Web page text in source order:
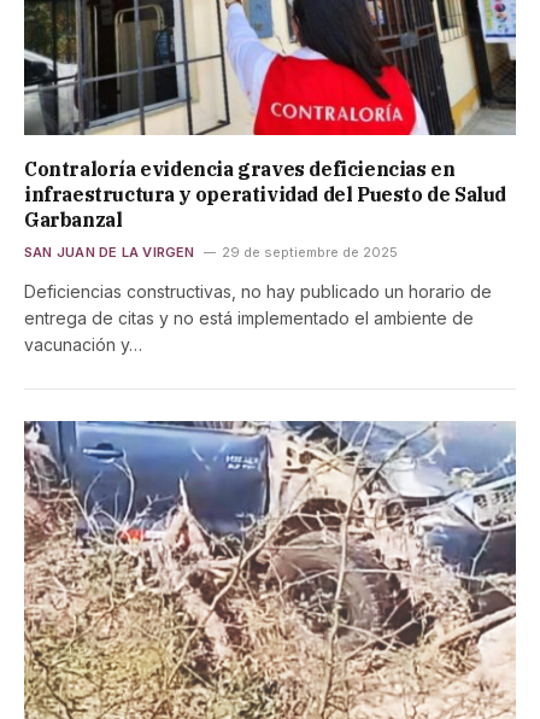
Contraloría evidencia graves deficiencias en
infraestructura y operatividad del Puesto de Salud
Garbanzal
SAN JUAN DE LA VIRGEN 29 de septiembre de 2025
Deficiencias constructivas, no hay publicado un horario de
entrega de citas y no está implementado el ambiente de
vacunación y…